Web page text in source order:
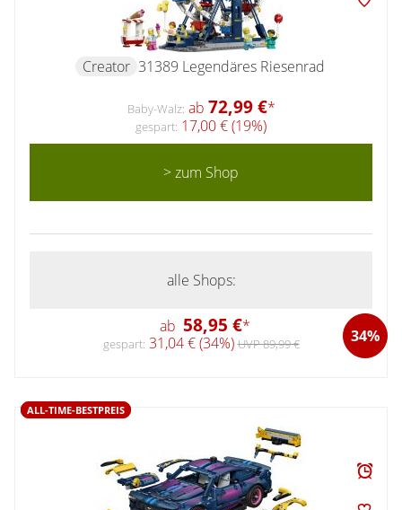
Creator 31389 Legendäres Riesenrad
Baby-Walz: ab 72,99 €*
gespart: 17,00 € (19%)
> zum Shop
alle Shops:
ab 58,95 €* 34%
gespart: 31,04 € (34%)UVP 89,99 €
ALL-TIME-BESTPREIS